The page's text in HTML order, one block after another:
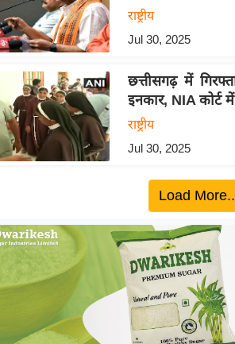
राष्ट्रीय
Jul 30, 2025
छत्तीसगढ़ में
इनकार, NIA कोर्ट
राष्ट्रीय
Jul 30, 2025
Load